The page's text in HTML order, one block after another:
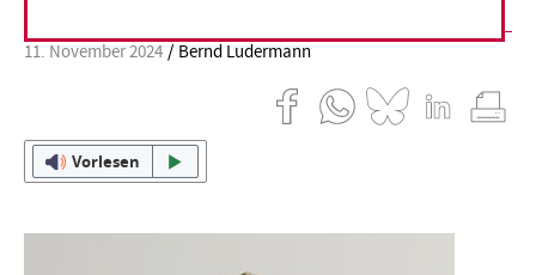
11. November 2024 Bernd Ludermann
Vorlesen